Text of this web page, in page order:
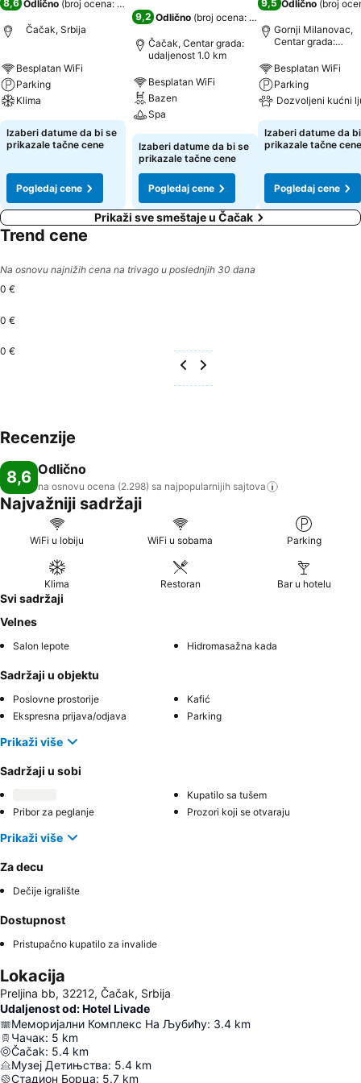
8,6 Odlično (broj ocena: 2.298
Čačak, Srbija
Besplatan WiFi
Parking
Klima
Izaberi datume da bi se
prikazale tačne cene
Pogledaj cene
9,2 Odlično (broj ocena: 1.502
Čačak, Centar grada:
udaljenost 1.0 km
Besplatan WiFi
Bazen
Spa
Izaberi datume da bi se
prikazale tačne cene
Pogledaj cene
9,5 Odlično (broj
Gornji Milanovac,
Centar grada:
Besplatan WiFi
Parking
Dozvoljeni kućni
Izaberi datume da
prikazale tačne cene
Pogledaj cene
Prikaži sve smeštaje u Čačak
Trend cene
Na osnovu najnižih cena na trivago u poslednjih 30 dana
0 €
0 €
0 €
Recenzije
8,6 Odlično
na osnovu ocena (2.298) sa najpopularnijih sajtova
Najvažniji sadržaji
WiFi u lobiju WiFi u sobama Parking
Klima Restoran Bar u hotelu
Svi sadržaji
Velnes
Salon lepote Hidromasažna kada
Sadržaji u objektu
Poslovne prostorije
Kafić
Ekspresna prijava/odjava
Parking
Prikaži više
Sadržaji u sobi
Kupatilo sa tušem
Pribor za peglanje
Prozori koji se otvaraju
Prikaži više
Za decu
Dečije igralište
Dostupnost
Pristupačno kupatilo za invalide
Lokacija
Preljina bb, 32212, Čačak, Srbija
Udaljenost od: Hotel Livade
Меморијални Комплекс На Љубићу: 3.4 km
Чачак: 5 km
Čačak: 5.4 km
Музеј Детињства: 5.4 km
Стадион Борца: 5.7 km